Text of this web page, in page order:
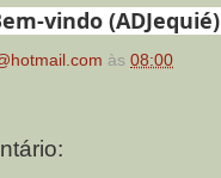
vindo (ADJequié)
às 08:00